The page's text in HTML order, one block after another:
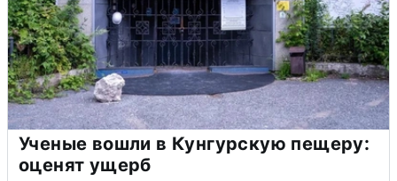
Ученые вошли в Кунгурскую пещеру:
оценят ущерб